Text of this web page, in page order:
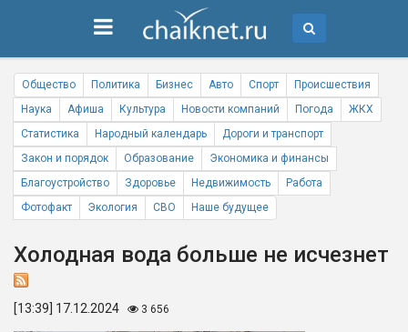
Общество Политика Бизнес Авто Спорт
Происшествия
Наука
Афиша Культура Новости компаний Погода
ЖКХ
Статистика
Народный календарь
Дороги и транспорт
Закон и порядок
Образование
Экономика и финансы
Благоустройство
Здоровье Недвижимость
Работа
Фотофакт
Экология СВО Наше будущее
Холодная вода больше не исчезнет
[13:39] 17.12.2024 3 656